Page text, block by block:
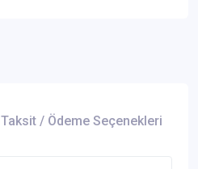
Taksit / Ödeme Seçenekleri